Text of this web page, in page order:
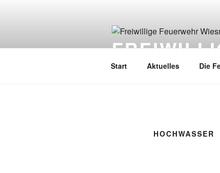
Start Aktuelles Die
HOCHWASSER